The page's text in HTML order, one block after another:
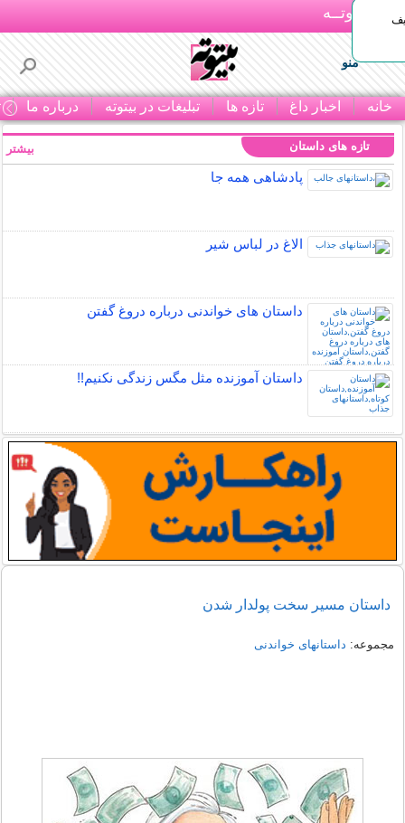
بـیتوتــه
منو
خانه اخبار داغ تازه ها تبلیغات در بیتوته درباره ما
تازه های داستان
پادشاهی همه جا
الاغ در لباس شیر
داستان های خواندنی درباره دروغ گفتن
داستان آموزنده مثل مگس زندگی نکنیم!!
بیشتر
داستان مسیر سخت پولدار شدن
مجموعه: داستانهای خواندنی